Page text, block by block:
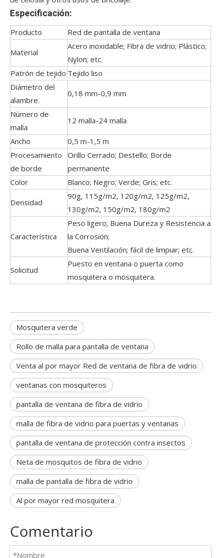
Especificación:
Producto Red de pantalla de ventana
Material
Acero inoxidable; Fibra de vidrio; Plástico;
Nylon; etc.
Patrón de tejido Tejido liso
Diámetro del
alambre.
0,18 mm-0,9 mm
Número de
malla
12 malla-24 malla
Ancho
0,5 m-1,5 m
Procesamiento
de borde
Orillo Cerrado; Destello; Borde
permanente
Color
Blanco; Negro; Verde; Gris; etc.
Densidad
90g, 115g/m2, 120g/m2, 125g/m2,
130g/m2, 150g/m2, 180g/m2
Característica
Peso ligero; Buena Dureza y Resistencia a
la Corrosión;
Buena Ventilación; fácil de limpiar; etc.
Solicitud
Puesto en ventana o puerta como
mosquitera o mosquitera.
Mosquitera verde
Rollo de malla para pantalla de ventana
Venta al por mayor Red de ventana de fibra de vidrio
ventanas con mosquiteros
pantalla de ventana de fibra de vidrio
malla de fibra de vidrio para puertas y ventanas
pantalla de ventana de protección contra insectos
Neta de mosquitos de fibra de vidrio
malla de pantalla de fibra de vidrio
Al por mayor red mosquitera
Comentario